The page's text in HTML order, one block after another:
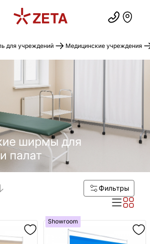
для учреждений Медицинские учреждения
ширмы для
палат
Фильтры
Showroom